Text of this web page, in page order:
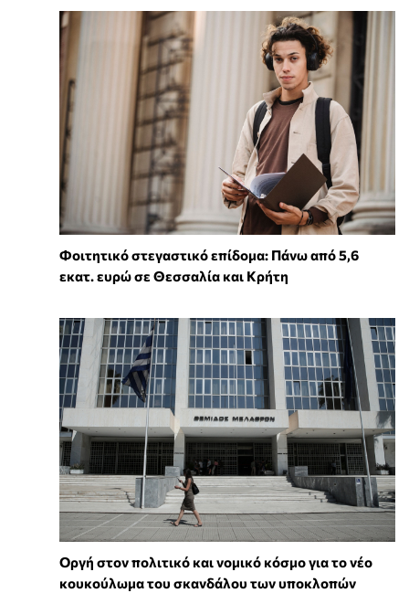
Φοιτητικό στεγαστικό επίδομα: Πάνω από 5,6
εκατ. ευρώ σε Θεσσαλία και Κρήτη
Οργή στον πολιτικό και νομικό κόσμο για το νέο
κουκούλωμα του σκανδάλου των υποκλοπών